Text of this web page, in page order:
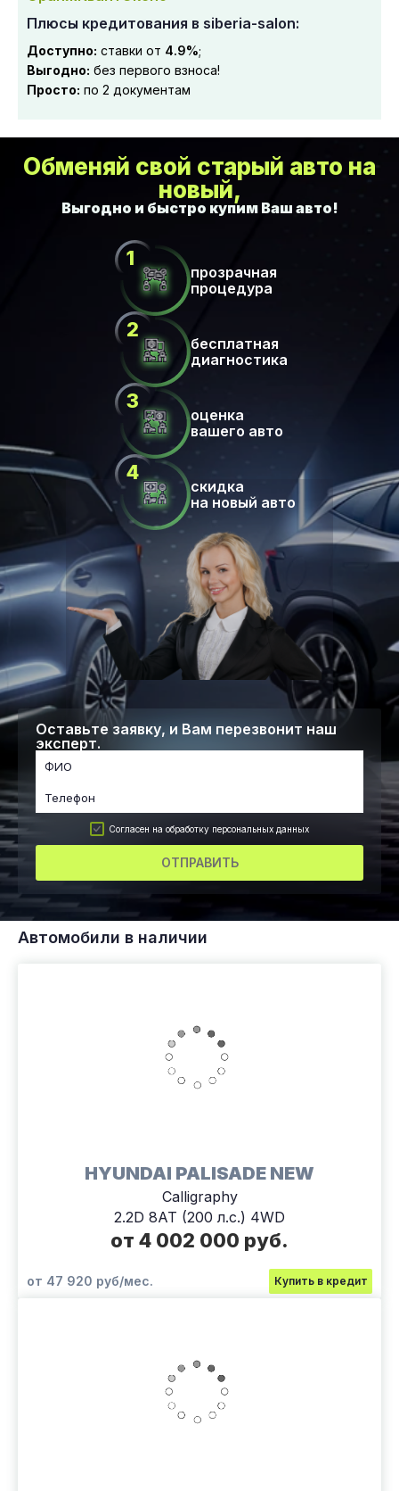
Плюсы кредитования в siberia-salon:
Доступно: ставки от 4.9%;
Выгодно: без первого взноса!
Просто: по 2 документам
Обменяй свой старый авто на
новый,
Оставьте заявку, и Вам перезвонит наш
эксперт.
Согласен на обработку персональных данных
ОТПРАВИТЬ
прозрачная
процедура
бесплатная
диагностика
оценка
вашего авто
скидка
на новый авто
Автомобили в наличии
HYUNDAI PALISADE NEW
Calligraphy
2.2D 8AT (200 л.с.) 4WD
от 4 002 000 руб.
от 47 920 руб/мес. Купить в кредит